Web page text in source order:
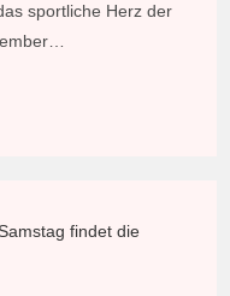
sportliche Herz der